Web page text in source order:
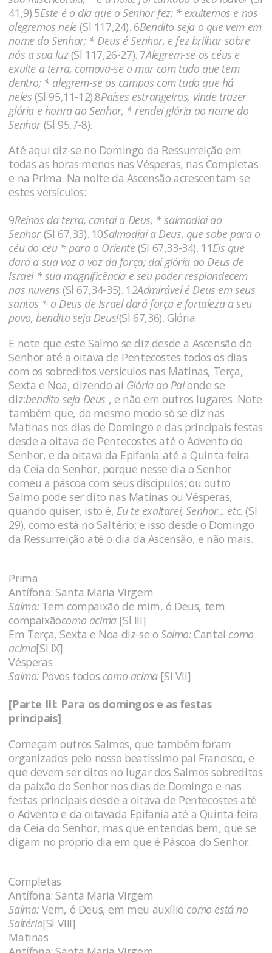
41,9).5Este é o dia que o Senhor fez; * exultemos e nos
alegremos nele(Sl 117,24). 6Bendito seja o que vem em
nome do Senhor; * Deus é Senhor, e fez brilhar sobre
nós a sua luz(Sl 117,26-27). 7Alegrem-se os céus e
exulte a terra, comova-se o mar com tudo que tem
dentro; * alegrem-se os campos com tudo que há
neles (Sl 95,11-12).8Países estrangeiros, vinde trazer
glória e honra ao Senhor, * rendei glória ao nome do
Senhor(Sl 95,7-8).
Até aqui diz-se no Domingo da Ressurreição em
todas as horas menos nas Vésperas, nas Completas
e na Prima. Na noite da Ascensão acrescentam-se
estes versículos:
9Reinos da terra, cantai a Deus, * salmodiai ao
Senhor(Sl 67,33). 10Salmodiai a Deus, que sobe para o
céu do céu * para o Oriente(Sl 67,33-34). 11Eis que
dará a sua voz a voz da força; dai glória ao Deus de
Israel * sua magnificência e seu poder resplandecem
nas nuvens (Sl 67,34-35). 12Admirável é Deus em seus
santos * o Deus de Israel dará força e fortaleza a seu
povo, bendito seja Deus!(Sl 67,36). Glória.
E note que este Salmo se diz desde a Ascensão do
Senhor até a oitava de Pentecostes todos os dias
com os sobreditos versículos nas Matinas, Terça,
Sexta e Noa, dizendo aí Glória ao Paionde se
diz:bendito seja Deus , e não em outros lugares. Note
também que, do mesmo modo só se diz nas
Matinas nos dias de Domingo e das principais festas
desde a oitava de Pentecostes até o Advento do
Senhor, e da oitava da Epifania até a Quinta-feira
da Ceia do Senhor, porque nesse dia o Senhor
comeu a páscoa com seus discípulos; ou outro
Salmo pode ser dito nas Matinas ou Vésperas,
quando quiser, isto é, Eu te exaltarei, Senhor... etc.(Sl
29), como está no Saltério; e isso desde o Domingo
da Ressurreição até o dia da Ascensão, e não mais.
Prima
Antífona: Santa Maria Virgem
Salmo: Tem compaixão de mim, ó Deus, tem
compaixãocomo acima [Sl III]
Em Terça, Sexta e Noa diz-se o Salmo:Cantai como
acima[Sl IX]
Vésperas
Salmo: Povos todos como acima [Sl VII]
[Parte III: Para os domingos e as festas
principais]
Começam outros Salmos, que também foram
organizados pelo nosso beatíssimo pai Francisco, e
que devem ser ditos no lugar dos Salmos sobreditos
da paixão do Senhor nos dias de Domingo e nas
festas principais desde a oitava de Pentecostes até
o Advento e da oitavada Epifania até a Quinta-feira
da Ceia do Senhor, mas que entendas bem, que se
digam no próprio dia em que é Páscoa do Senhor.
Completas
Antífona: Santa Maria Virgem
Salmo: Vem, ó Deus, em meu auxílio como está no
Saltério[Sl VIII]
Matinas